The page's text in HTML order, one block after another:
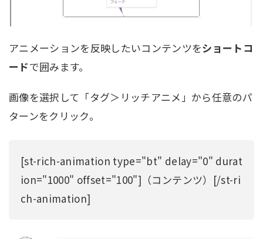
アニメーションを反映したいコンテンツをショートコ
ードで囲みます。
画像を選択して「タグ＞リッチアニメ」から任意のパ
ターンをクリック。
[st-rich-animation type="bt" delay="0" durat
ion="1000" offset="100"]（コンテンツ）[/st-ri
ch-animation]